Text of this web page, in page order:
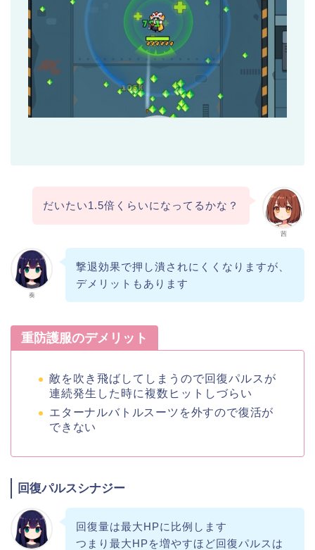
茜
だいたい1.5倍くらいになってるかな？
奏
撃退効果で押し潰されにくくなりますが、
デメリットもあります
重防護服のデメリット
敵を吹き飛ばしてしまうので回復パルスが
連続発生した時に複数ヒットしづらい
エターナルバトルスーツを外すので復活が
できない
回復パルスシナジー
回復量は最大HPに比例します
つまり最大HPを増やすほど回復パルスは